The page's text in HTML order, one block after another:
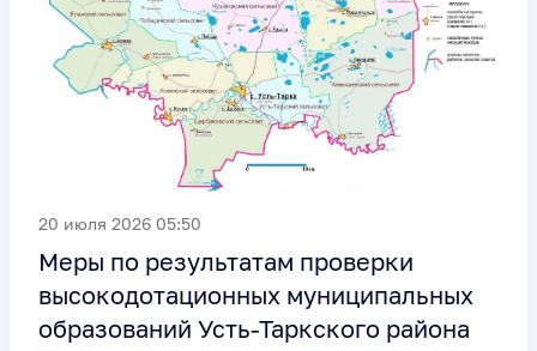
20 июля 2026 05:50
Меры по результатам проверки
высокодотационных муниципальных
образований Усть-Таркского района